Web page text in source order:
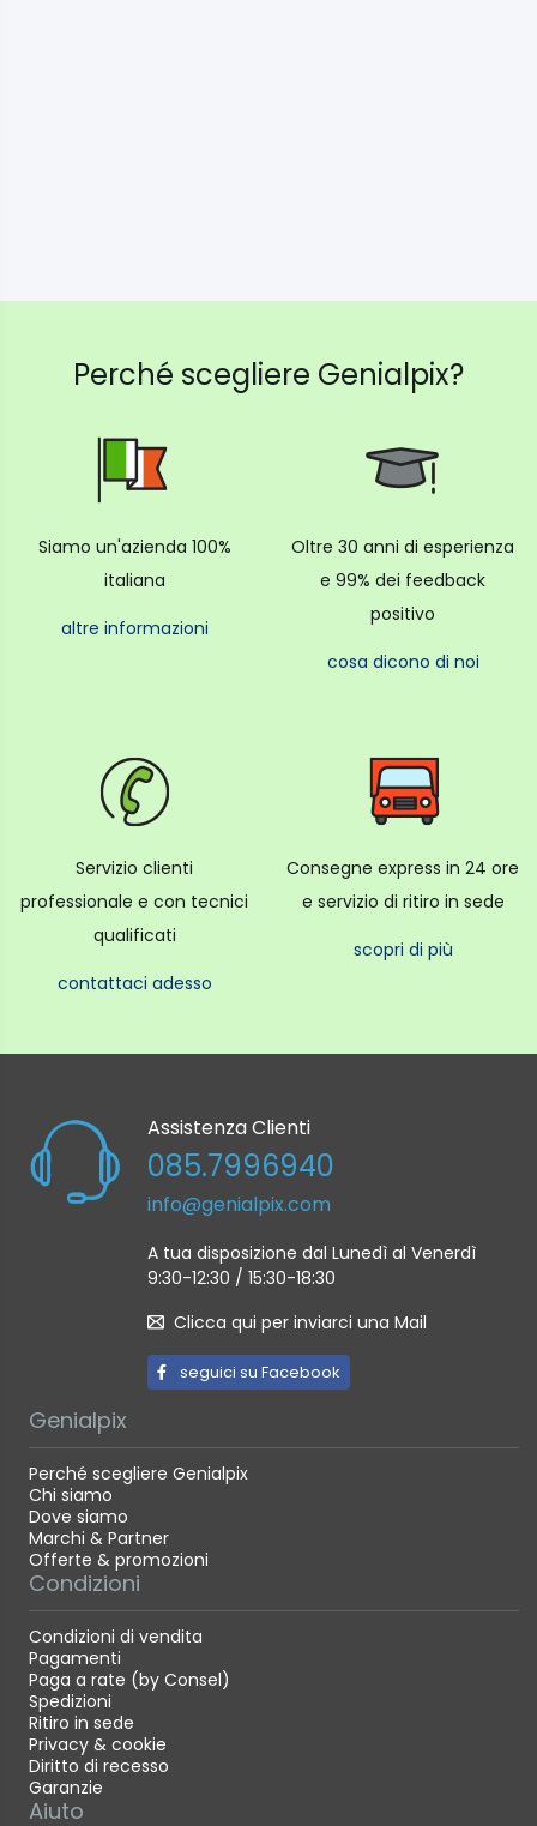
Perché scegliere Genialpix?
Siamo un'azienda 100%
italiana
altre informazioni
Oltre 30 anni di esperienza
e 99% dei feedback
positivo
cosa dicono di noi
Servizio clienti
professionale e con tecnici
qualificati
contattaci adesso
Consegne express in 24 ore
e servizio di ritiro in sede
scopri di più
Assistenza Clienti
085.7996940
info@genialpix.com
A tua disposizione dal Lunedì al Venerdì
9:30-12:30 / 15:30-18:30
Clicca qui per inviarci una Mail
seguici su Facebook
Genialpix
Perché scegliere Genialpix
Chi siamo
Dove siamo
Marchi & Partner
Offerte & promozioni
Condizioni
Condizioni di vendita
Pagamenti
Paga a rate (by Consel)
Spedizioni
Ritiro in sede
Privacy & cookie
Diritto di recesso
Garanzie
Aiuto